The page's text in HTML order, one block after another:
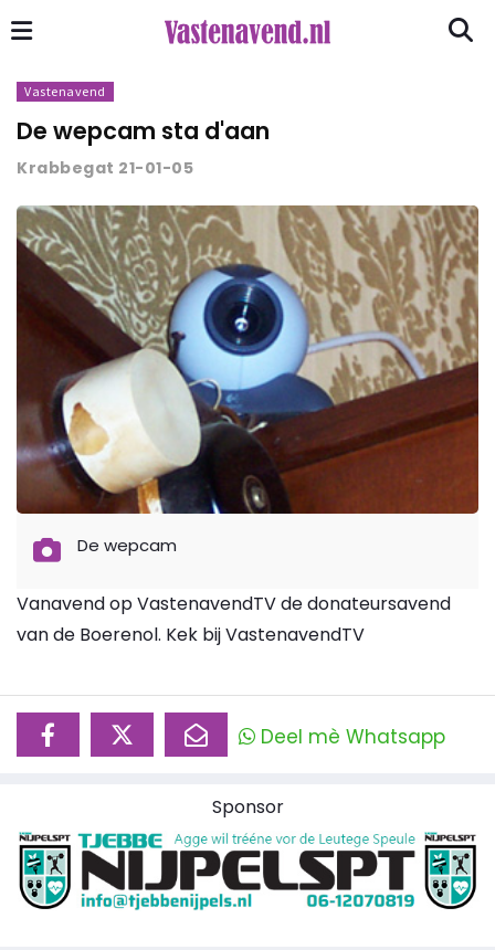
Vastenavend
De wepcam sta d'aan
Krabbegat 21-01-05
De wepcam
Vanavend op VastenavendTV de donateursavend
van de Boerenol. Kek bij VastenavendTV
Deel mè Whatsapp
Sponsor